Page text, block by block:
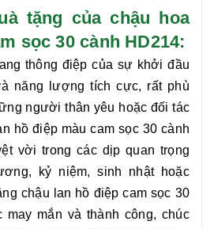
tặng của chậu hoa
sọc 30 cành HD214:
thông điệp của sự khởi đầu
năng lượng tích cực, rất phù
người thân yêu hoặc đối tác
hồ điệp màu cam sọc 30 cành
vời trong các dịp quan trọng
kỷ niệm, sinh nhật hoặc
chậu lan hồ điệp cam sọc 30
mắn và thành công, chúc